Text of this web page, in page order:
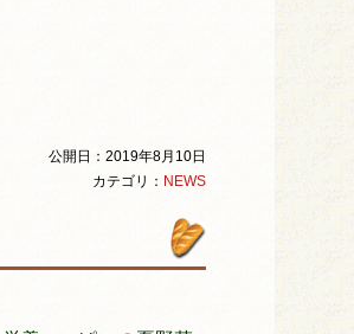
公開日：2019年8月10日
カテゴリ： NEWS